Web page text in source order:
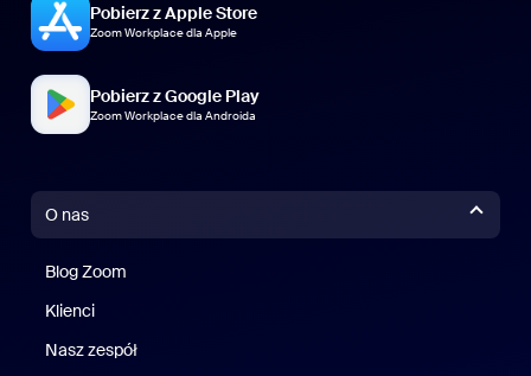
Pobierz z Apple Store
Zoom Workplace dla Apple
Pobierz z Google Play
Zoom Workplace dla Androida
O nas
Blog Zoom
Klienci
Nasz zespół